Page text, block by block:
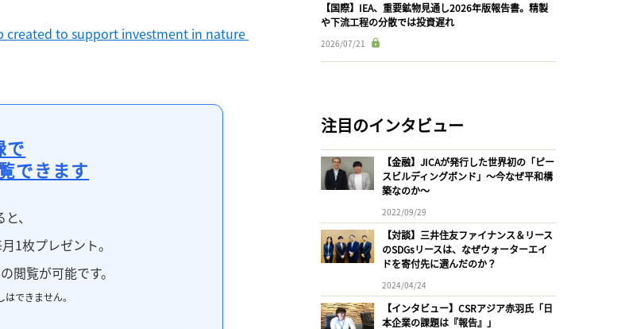
created to support investment in nature
で
できます
、
1枚プレゼント。
閲覧が可能です。
できません。
【国際】IEA、重要鉱物見通し2026年版報告書。精製
や下流工程の分散では投資遅れ
2026/07/21
注目のインタビュー
【金融】JICAが発行した世界初の「ピー
スビルディングボンド」〜今なぜ平和構
築なのか〜
2022/09/29
【対談】三井住友ファイナンス＆リース
のSDGsリースは、なぜウォーターエイ
ドを寄付先に選んだのか？
2024/04/24
【インタビュー】CSRアジア赤羽氏「日
本企業の課題は『報告』」
をお気に入りに保存するには
ログインが必要です
グイン